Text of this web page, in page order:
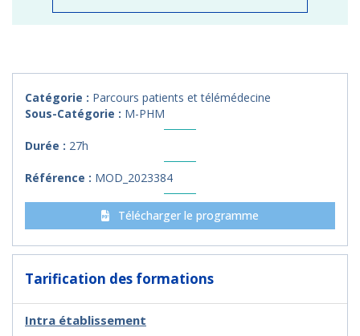
Catégorie : Parcours patients et télémédecine
Sous-Catégorie : M-PHM
Durée : 27h
Référence : MOD_2023384
Télécharger le programme
Tarification des formations
Intra établissement